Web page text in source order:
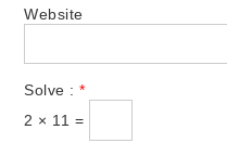
Website
Solve :*
2 × 11 =